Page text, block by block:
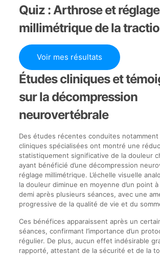
Quiz : Arthrose et réglage
millimétrique de la
Voir mes résultats
Études cliniques et
sur la décompression
neurovertébrale
Des études récentes conduites notamment
cliniques spécialisées ont montré une
statistiquement significative de la douleur
ayant bénéficié d’une décompression
réglage millimétrique. L’échelle visuelle
la douleur diminue en moyenne d’un point
demi après plusieurs séances, avec une
progressive de la qualité de vie et du
Ces bénéfices apparaissent après un
séances, confirmant l’importance d’un
régulier. De plus, aucun effet indésirable
rapporté, attestant de la sécurité et de la